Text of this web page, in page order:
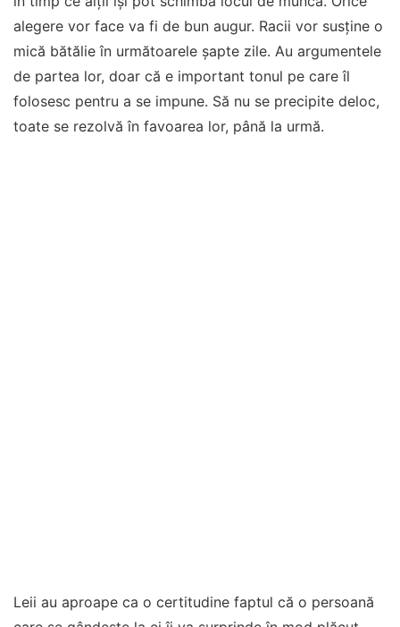
alegere vor face va fi de bun augur. Racii vor susține o
mică bătălie în următoarele șapte zile. Au argumentele
de partea lor, doar că e important tonul pe care îl
folosesc pentru a se impune. Să nu se precipite deloc,
toate se rezolvă în favoarea lor, până la urmă.
Leii au aproape ca o certitudine faptul că o persoană